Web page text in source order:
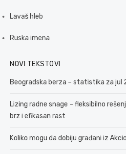
Lavaš hleb
Ruska imena
NOVI TEKSTOVI
Beogradska berza – statistika za jul
Lizing radne snage – fleksibilno
brz i efikasan rast
Koliko mogu da dobiju građani iz